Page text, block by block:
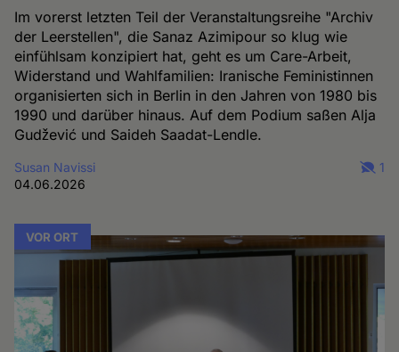
Im vorerst letzten Teil der Veranstaltungsreihe "Archiv
der Leerstellen", die Sanaz Azimipour so klug wie
einfühlsam konzipiert hat, geht es um Care-Arbeit,
Widerstand und Wahlfamilien: Iranische Feministinnen
organisierten sich in Berlin in den Jahren von 1980 bis
1990 und darüber hinaus. Auf dem Podium saßen Alja
Gudžević und Saideh Saadat-Lendle.
Susan Navissi
04.06.2026
1
VOR ORT